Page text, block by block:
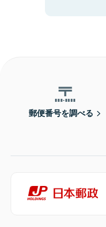
郵便番号を調べる